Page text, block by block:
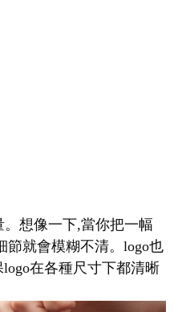
想像一下,當你把一幅
節就會模糊不清。logo也
在各種尺寸下都清晰